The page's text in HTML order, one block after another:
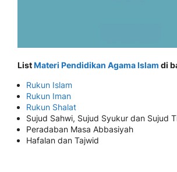
ListMateri Pendidikan Agama Islam di
Rukun Islam
Rukun Iman
Rukun Shalat
Sujud Sahwi, Sujud Syukur dan Sujud
Peradaban Masa Abbasiyah
Hafalan dan Tajwid